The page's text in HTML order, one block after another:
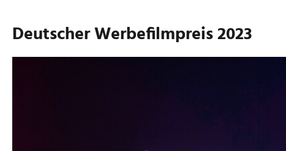
Deutscher Werbefilmpreis 2023